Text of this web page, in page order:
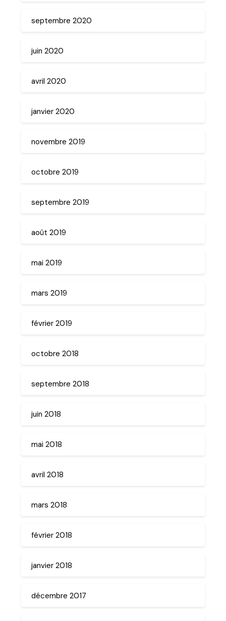
septembre 2020
juin 2020
avril 2020
janvier 2020
novembre 2019
octobre 2019
septembre 2019
août 2019
mai 2019
mars 2019
février 2019
octobre 2018
septembre 2018
juin 2018
mai 2018
avril 2018
mars 2018
février 2018
janvier 2018
décembre 2017